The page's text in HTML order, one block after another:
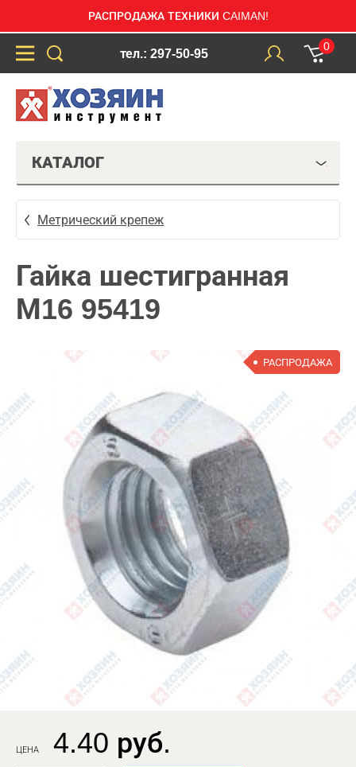
РАСПРОДАЖА ТЕХНИКИ CAIMAN!
тел.: 297-50-95
0
КАТАЛОГ
Метрический крепеж
Гайка шестигранная
М16 95419
РАСПРОДАЖА
ЦЕНА 4.40 руб.